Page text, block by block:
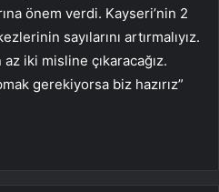
önem verdi. Kayseri’nin 2
sayılarını artırmalıyız.
iki misline çıkaracağız.
gerekiyorsa biz hazırız”